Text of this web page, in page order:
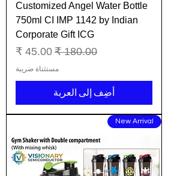
Customized Angel Water Bottle
750ml CI IMP 1142 by Indian
Corporate Gift ICG
سعر عاديسعر البيع
مستثناة ضريبة
أضِف إلى العربة
New Arrival